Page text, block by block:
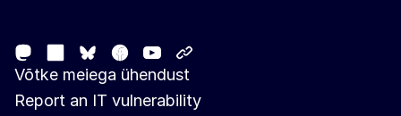
MastodonLinkedIn
Bluesky
Facebook
Youtube
Võtke meiega ühendust
Report an IT vulnerability